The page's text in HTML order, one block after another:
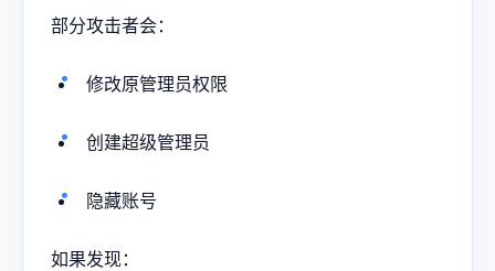
部分攻击者会：
修改原管理员权限
创建超级管理员
隐藏账号
如果发现：